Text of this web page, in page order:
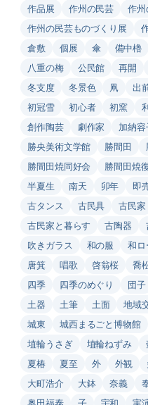
作品展
作州の民芸
作
作州の民芸ものづくり展
倉敷
個展 傘 備中櫓
八重の梅
公民館 再開
冬支度
冬景色 凧 出
初冠雪
初心者 初窯
創作陶芸
劇作家 加納
勝央美術文学館
勝間田
勝間田焼同好会
勝間田焼
半夏生
南天 卯年 即
古タンス
古民具 古民家
古民家と暮らす
古陶器
吹きガラス
和の服 和ロ
唐箕
唱歌 啓翁桜 喬
四季
四季のめぐり 団子
土器
土筆 土面 地域
城東
城西まるごと博物館
埴輪うさぎ
埴輪ねずみ
夏椿
夏至 外 外観
大町浩介
大鉢 奈義
奥田福泰
子 宇和 実